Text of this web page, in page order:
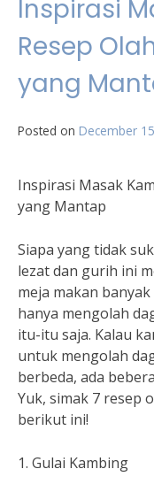
Inspirasi
Resep
yang
Posted on December
Inspirasi Masak
yang Mantap
Siapa yang tidak
lezat dan gurih ini
meja makan
hanya mengolah
itu-itu saja. Kalau
untuk mengolah
berbeda, ada
Yuk, simak 7 resep
berikut ini!
1. Gulai Kambing